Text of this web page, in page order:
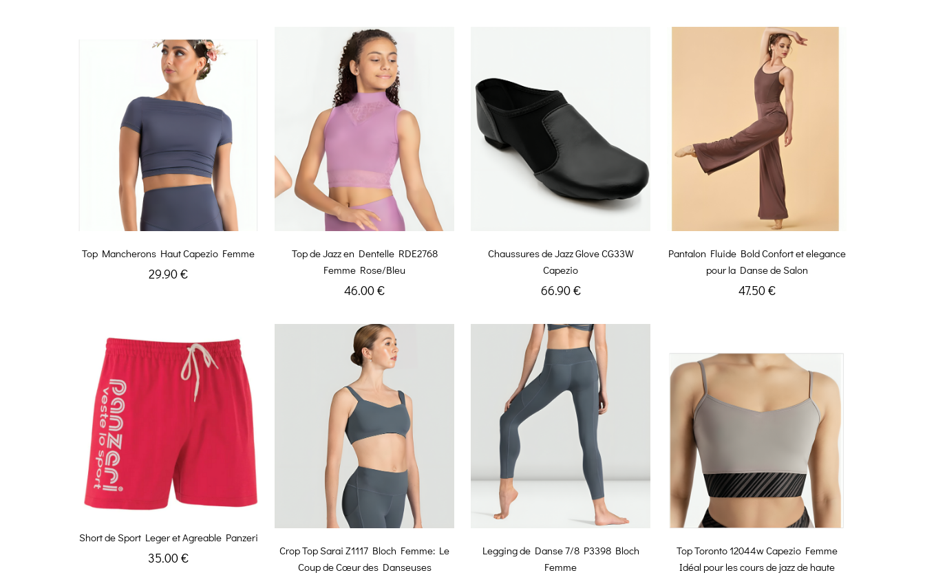
Top Mancherons Haut Capezio Femme
29.90 €
Top de Jazz en Dentelle RDE2768
Femme Rose/Bleu
46.00 €
Chaussures de Jazz Glove CG33W
Capezio
66.90 €
Pantalon Fluide Bold Confort et elegance
pour la Danse de Salon
47.50 €
Short de Sport Leger et Agreable Panzeri
35.00 €
Crop Top Sarai Z1117 Bloch Femme: Le
Coup de Cœur des Danseuses
Legging de Danse 7/8 P3398 Bloch
Femme
Top Toronto 12044w Capezio Femme
Idéal pour les cours de jazz de haute